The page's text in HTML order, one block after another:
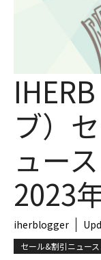
ブ）
ュー
2023
iherblogger
セール&割引ニュー